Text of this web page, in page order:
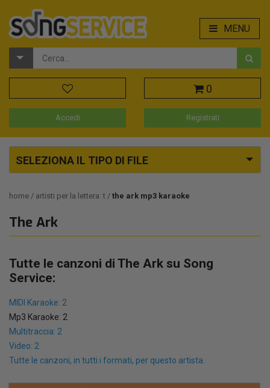
MENU
0
Accedi Registrati
SELEZIONA IL TIPO DI FILE
home artisti per la lettera: t the ark mp3 karaoke
The Ark
Tutte le canzoni di The Ark su Song
Service:
MIDI Karaoke: 2
Mp3 Karaoke: 2
Multitraccia: 2
Video: 2
Tutte le canzoni, in tutti i formati, per questo artista.